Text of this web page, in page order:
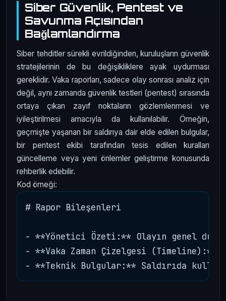
Siber Güvenlik, Pentest ve
Savunma Açısından
Bağlamlandırma
Siber tehditler sürekli evrildiğinden, kuruluşların güvenlik
stratejilerinin de bu değişikliklere ayak uydurması
gereklidir. Vaka raporları, sadece olay sonrası analiz için
değil, aynı zamanda güvenlik testleri (pentest) sırasında
ortaya çıkan zayıf noktaların gözlemlenmesi ve
iyileştirilmesi amacıyla da kullanılabilir. Örneğin,
geçmişte yaşanan bir saldırıya dair elde edilen bulgular,
bir pentest ekibi tarafından tesis edilen kuralları
güncelleme veya yeni önlemler geliştirme konusunda
rehberlik edebilir.
Kod örneği:
# Rapor Bileşenleri
- **Yönetici Özeti:** Olayın genel
- **Vaka Zaman Çizelgesi